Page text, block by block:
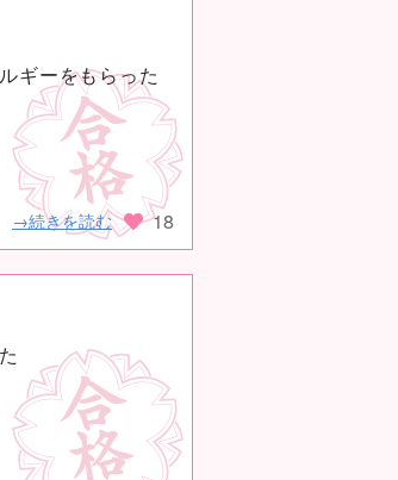
ギーをもらった
→続きを読む
18